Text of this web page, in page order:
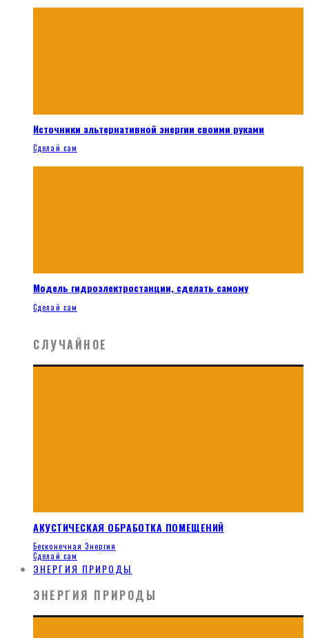
Источники альтернативной энергии своими руками
Сделай сам
Модель гидроэлектростанции, сделать самому
Сделай сам
СЛУЧАЙНОЕ
АКУСТИЧЕСКАЯ ОБРАБОТКА ПОМЕЩЕНИЙ
Бесконечная Энергия
Сделай сам
ЭНЕРГИЯ ПРИРОДЫ
ЭНЕРГИЯ ПРИРОДЫ